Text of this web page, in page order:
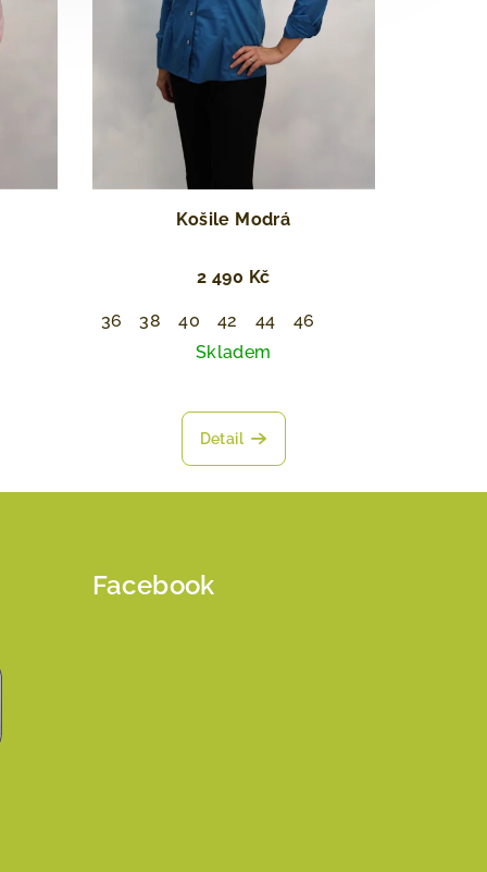
Košile Modrá
2 490 Kč
36 38 40 42 44
46
Skladem
Detail
Facebook